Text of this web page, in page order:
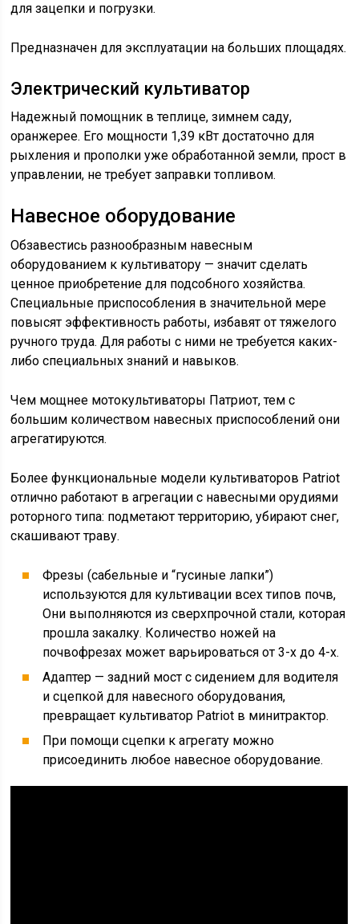
для зацепки и погрузки.
Предназначен для эксплуатации на больших площадях.
Электрический культиватор
Надежный помощник в теплице, зимнем саду,
оранжерее. Его мощности 1,39 кВт достаточно для
рыхления и прополки уже обработанной земли, прост в
управлении, не требует заправки топливом.
Навесное оборудование
Обзавестись разнообразным навесным
оборудованием к культиватору — значит сделать
ценное приобретение для подсобного хозяйства.
Специальные приспособления в значительной мере
повысят эффективность работы, избавят от тяжелого
ручного труда. Для работы с ними не требуется каких-
либо специальных знаний и навыков.
Чем мощнее мотокультиваторы Патриот, тем с
большим количеством навесных приспособлений они
агрегатируются.
Более функциональные модели культиваторов Patriot
отлично работают в агрегации с навесными орудиями
роторного типа: подметают территорию, убирают снег,
скашивают траву.
Фрезы (сабельные и “гусиные лапки”)
используются для культивации всех типов почв,
Они выполняются из сверхпрочной стали, которая
прошла закалку. Количество ножей на
почвофрезах может варьироваться от 3-х до 4-х.
Адаптер — задний мост с сидением для водителя
и сцепкой для навесного оборудования,
превращает культиватор Patriot в минитрактор.
При помощи сцепки к агрегату можно
присоединить любое навесное оборудование.